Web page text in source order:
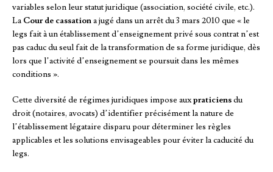
variables selon leur statut juridique (association, société civile, etc.).
La Cour de cassationa jugé dans un arrêt du 3 mars 2010 que « le
legs fait à un établissement d’enseignement privé sous contrat n’est
pas caduc du seul fait de la transformation de sa forme juridique, dès
lors que l’activité d’enseignement se poursuit dans les mêmes
conditions ».
Cette diversité de régimes juridiques impose auxpraticiensdu
droit (notaires, avocats) d’identifier précisément la nature de
l’établissement légataire disparu pour déterminer les règles
applicables et les solutions envisageables pour éviter la caducité du
legs.